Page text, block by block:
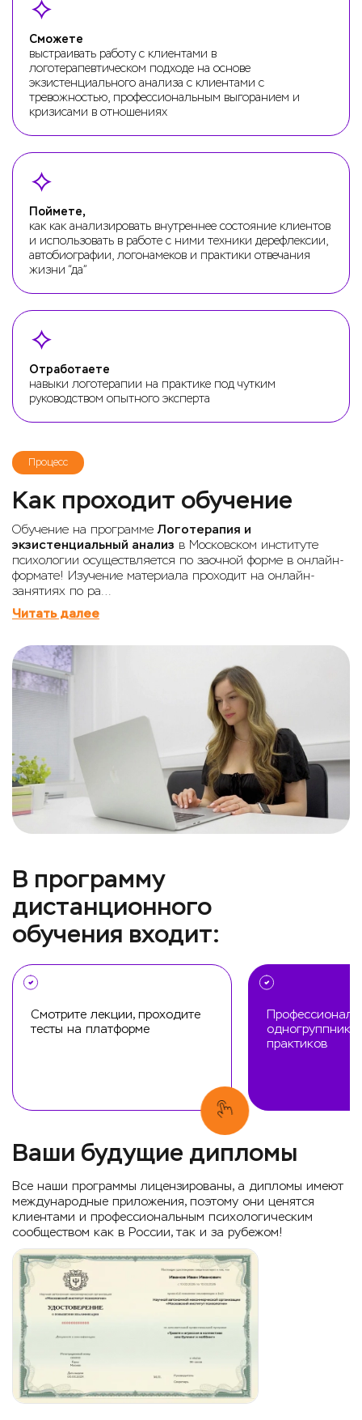
Сможете
выстраивать работу с клиентами в
логотерапевтическом подходе на основе
экзистенциального анализа с клиентами с
тревожностью, профессиональным выгоранием и
кризисами в отношениях
Поймете,
как как анализировать внутреннее состояние клиентов
и использовать в работе с ними техники дерефлексии,
автобиографии, логонамеков и практики отвечания
жизни “да”
Отработаете
навыки логотерапии на практике под чутким
руководством опытного эксперта
Процесс
Как проходит обучение
Обучение на программе Логотерапия и
экзистенциальный анализ в Московском институте
психологии осуществляется по заочной форме в онлайн-
формате! Изучение материала проходит на онлайн-
занятиях по ра…
Читать далее
В программу
дистанционного
обучения входит:
Смотрите лекции, проходите
тесты на платформе
практиков
Ваши будущие дипломы
Все наши программы лицензированы, а дипломы имеют
международные приложения, поэтому они ценятся
клиентами и профессиональным психологическим
сообществом как в России, так и за рубежом!